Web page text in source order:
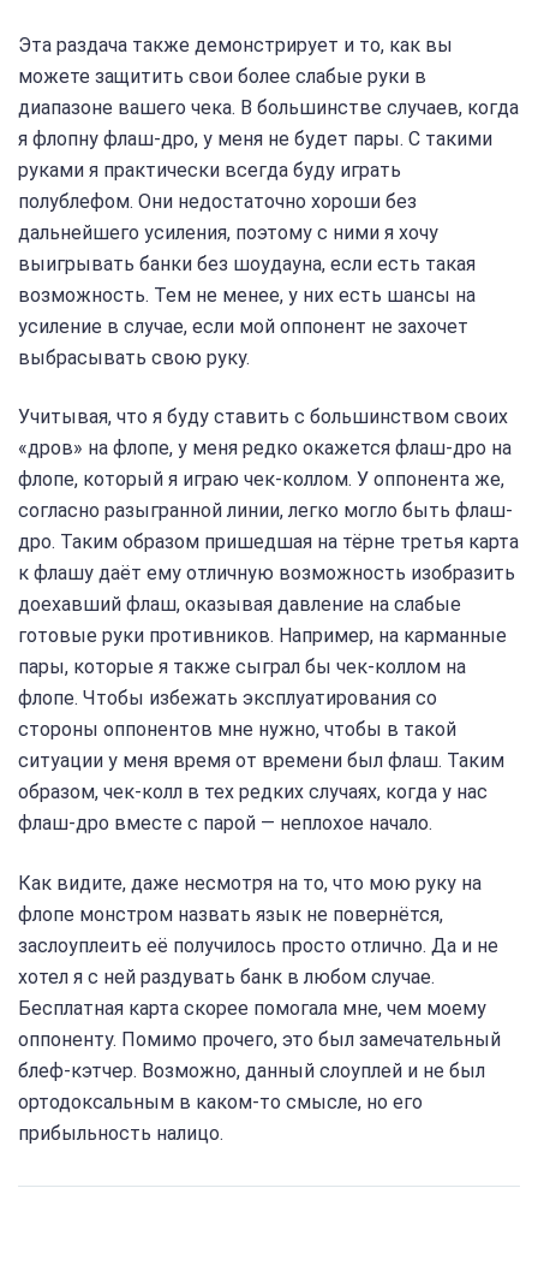
Эта раздача также демонстрирует и то, как вы
можете защитить свои более слабые руки в
диапазоне вашего чека. В большинстве случаев, когда
я флопну флаш-дро, у меня не будет пары. С такими
руками я практически всегда буду играть
полублефом. Они недостаточно хороши без
дальнейшего усиления, поэтому с ними я хочу
выигрывать банки без шоудауна, если есть такая
возможность. Тем не менее, у них есть шансы на
усиление в случае, если мой оппонент не захочет
выбрасывать свою руку.
Учитывая, что я буду ставить с большинством своих
«дров» на флопе, у меня редко окажется флаш-дро на
флопе, который я играю чек-коллом. У оппонента же,
согласно разыгранной линии, легко могло быть флаш-
дро. Таким образом пришедшая на тёрне третья карта
к флашу даёт ему отличную возможность изобразить
доехавший флаш, оказывая давление на слабые
готовые руки противников. Например, на карманные
пары, которые я также сыграл бы чек-коллом на
флопе. Чтобы избежать эксплуатирования со
стороны оппонентов мне нужно, чтобы в такой
ситуации у меня время от времени был флаш. Таким
образом, чек-колл в тех редких случаях, когда у нас
флаш-дро вместе с парой — неплохое начало.
Как видите, даже несмотря на то, что мою руку на
флопе монстром назвать язык не повернётся,
заслоуплеить её получилось просто отлично. Да и не
хотел я с ней раздувать банк в любом случае.
Бесплатная карта скорее помогала мне, чем моему
оппоненту. Помимо прочего, это был замечательный
блеф-кэтчер. Возможно, данный слоуплей и не был
ортодоксальным в каком-то смысле, но его
прибыльность налицо.